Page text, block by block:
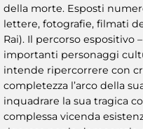
della morte. Esposti
lettere, fotografie, filmati
Rai). Il percorso
importanti personaggi
intende ripercorrere con
completezza l’arco della
inquadrare la sua tragica
complessa vicenda